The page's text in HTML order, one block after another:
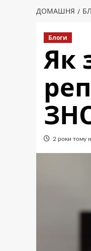
ДОМАШНЯ
Блоги
Як
2 роки тому